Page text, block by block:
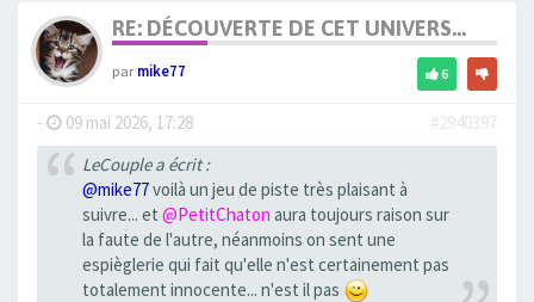
RE: DÉCOUVERTE DE CET UNIVERS...
parmike77 6
- 09 mai 2026, 17:28
#2940397
LeCouple a écrit :
@mike77voilà un jeu de piste très plaisant à
suivre... et @PetitChaton aura toujours raison sur
la faute de l'autre, néanmoins on sent une
espièglerie qui fait qu'elle n'est certainement pas
totalement innocente... n'est il pas